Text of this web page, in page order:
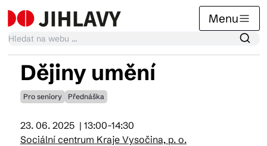
Menu
Kalendář akcí
Tradiční akce
Dějiny umění
Pro seniory Přednáška
23. 06. 2025 | 13:00-14:30
Sociální centrum Kraje Vysočina, p. o.